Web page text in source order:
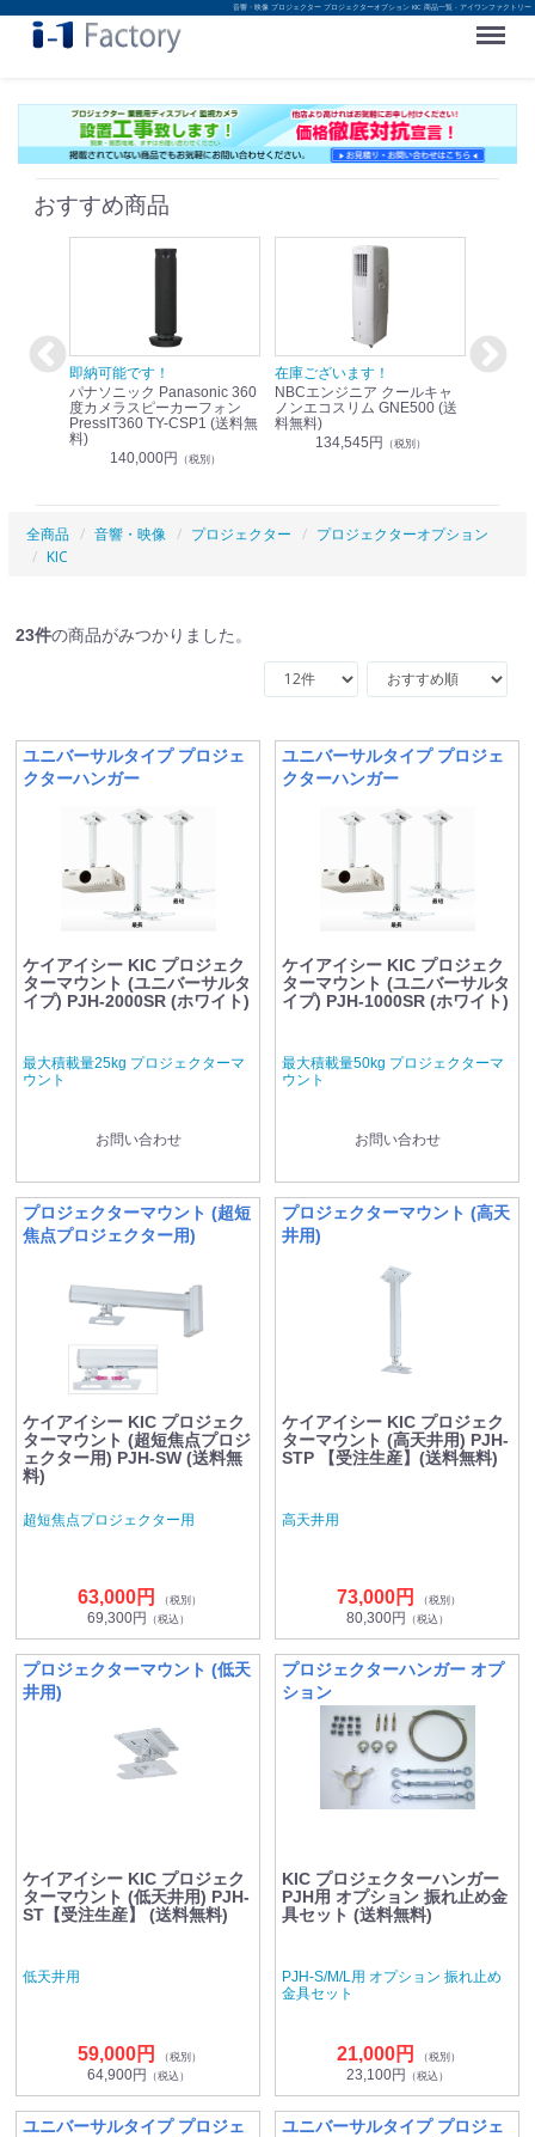
音響・映像 プロジェクター プロジェクターオプション KIC 商品一覧 - アイワンファクトリー
Menu
おすすめ商品
即納可能です！
パナソニック Panasonic 360
度カメラスピーカーフォン
PressIT360 TY-CSP1 (送料無
料)
140,000円 （税別）
在庫ございます！
NBCエンジニア クールキャ
ノンエコスリム GNE500 (送
料無料)
134,545円 （税別）
即納可
全商品 音響・映像 プロジェクター
プロジェクターオプション
KIC
23件の商品がみつかりました。
ユニバーサルタイプ プロジェ
クターハンガー
ケイアイシー KIC プロジェク
ターマウント (ユニバーサルタ
イプ) PJH-2000SR (ホワイト)
最大積載量25kg プロジェクターマ
ウント
お問い合わせ
ユニバーサルタイプ プロジェ
クターハンガー
ケイアイシー KIC プロジェク
ターマウント (ユニバーサルタ
イプ) PJH-1000SR (ホワイト)
最大積載量50kg プロジェクターマ
ウント
お問い合わせ
プロジェクターマウント (超短
焦点プロジェクター用)
ケイアイシー KIC プロジェク
ターマウント (超短焦点プロジ
ェクター用) PJH-SW (送料無
料)
超短焦点プロジェクター用
63,000円 （税別）
69,300円 （税込）
プロジェクターマウント (高天
井用)
ケイアイシー KIC プロジェク
ターマウント (高天井用) PJH-
STP 【受注生産】(送料無料)
高天井用
73,000円 （税別）
80,300円 （税込）
プロジェクターマウント (低天
井用)
ケイアイシー KIC プロジェク
ターマウント (低天井用) PJH-
ST【受注生産】 (送料無料)
低天井用
59,000円 （税別）
64,900円 （税込）
プロジェクターハンガー オプ
ション
KIC プロジェクターハンガー
PJH用 オプション 振れ止め金
具セット (送料無料)
PJH-S/M/L用 オプション 振れ止め
金具セット
21,000円 （税別）
23,100円 （税込）
ユニバーサルタイプ プロジェ
ユニバーサルタイプ プロジェ